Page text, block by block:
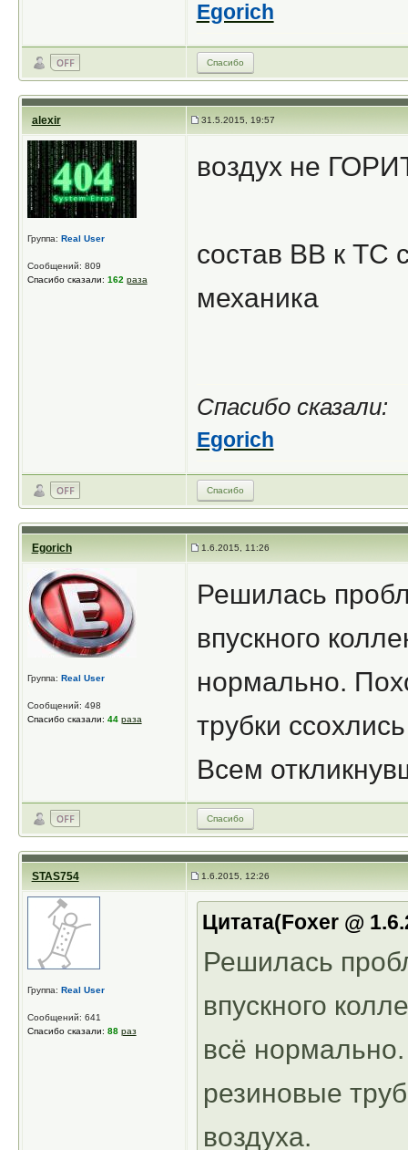
Egorich
Спасибо
alexir 31.5.2015, 19:57
Группа: Real User
Сообщений: 809
Спасибо сказали: 162 раза
воздух не
состав ВВ к ТС
механика
Спасибо сказали:
Egorich
Спасибо
Egorich 1.6.2015, 11:26
Группа: Real User
Сообщений: 498
Спасибо сказали: 44 раза
Решилась
впускного
нормально.
трубки
Всем
Спасибо
STAS754 1.6.2015, 12:26
Группа: Real User
Сообщений: 641
Спасибо сказали: 88 раз
Цитата(Foxer @
Решилась
впускного
всё
резиновые
воздуха.